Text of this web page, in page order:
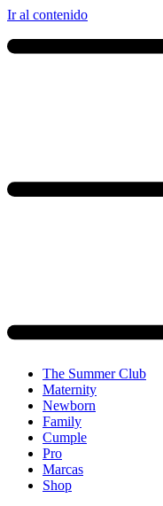
Ir al contenido
The Summer Club
Maternity
Newborn
Family
Cumple
Pro
Marcas
Shop